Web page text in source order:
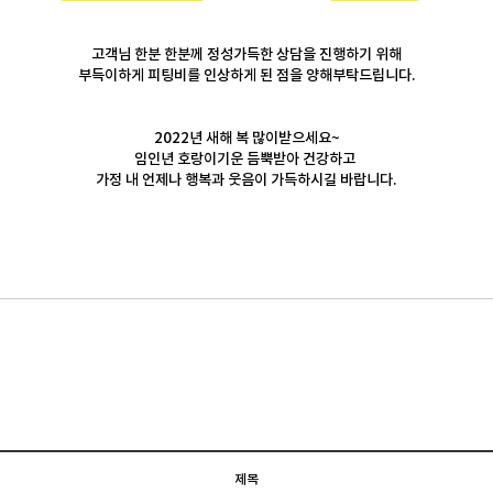
고객님 한분 한분께 정성가득한 상담을 진행하기 위해
부득이하게 피팅비를 인상하게 된 점을 양해부탁드립니다.
2022년 새해 복 많이받으세요~
임인년 호랑이기운 듬뿍받아 건강하고
가정 내 언제나 행복과 웃음이 가득하시길 바랍니다.
제목